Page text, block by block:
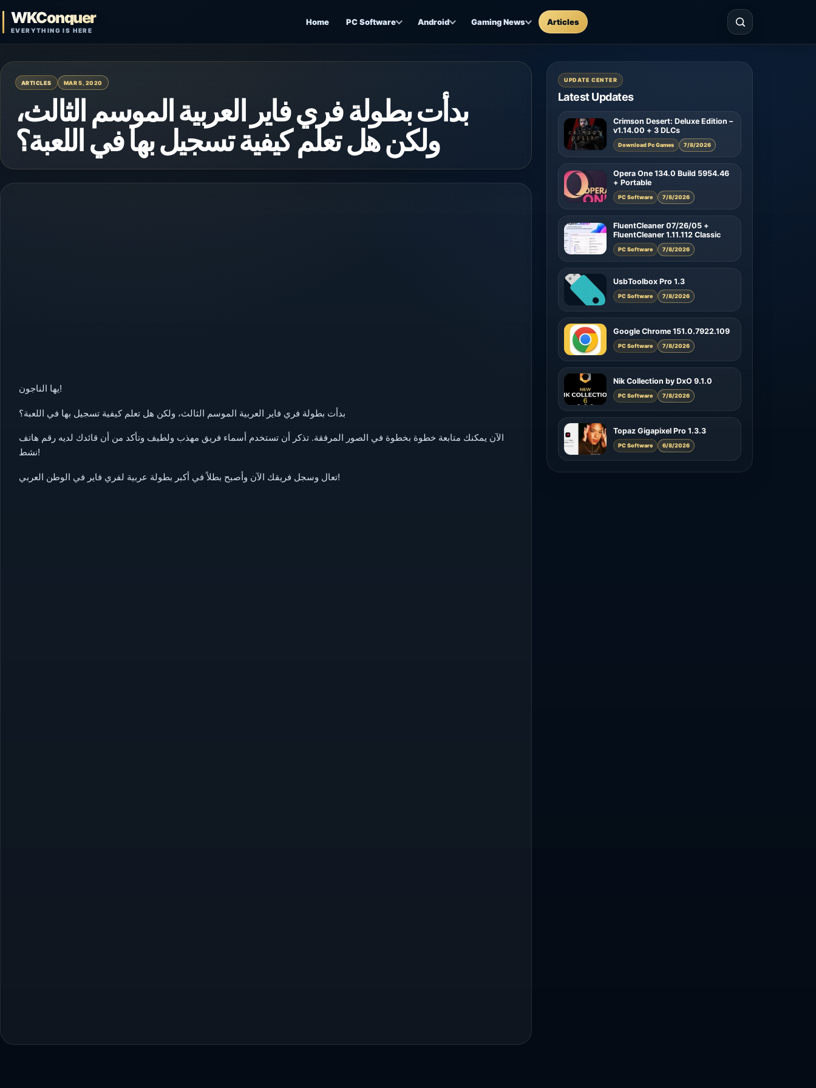
WKConquer
EVERYTHING IS HERE
Home PC Software Android Gaming News Articles
Open search
ARTICLES MAR 5, 2020
بدأت بطولة فري فاير العربية الموسم الثالث،
ولكن هل تعلم كيفية تسجيل بها في اللعبة؟
يها الناجون!
بدأت بطولة فري فاير العربية الموسم الثالث، ولكن هل تعلم كيفية تسجيل بها في اللعبة؟
الآن يمكنك متابعة خطوة بخطوة في الصور المرفقة. تذكر أن تستخدم أسماء فريق مهذب ولطيف وتأكد من أن قائدك لديه رقم هاتف
نشط!
تعال وسجل فريقك الآن وأصبح بطلاً في أكبر بطولة عربية لفري فاير في الوطن العربي!
UPDATE CENTER
Latest Updates
Crimson Desert: Deluxe Edition –
v1.14.00 + 3 DLCs
Download Pc Games 7/8/2026
Opera One 134.0 Build 5954.46
+ Portable
PC Software 7/8/2026
FluentCleaner 07/26/05 +
FluentCleaner 1.11.112 Classic
PC Software 7/8/2026
UsbToolbox Pro 1.3
PC Software 7/8/2026
Google Chrome 151.0.7922.109
PC Software 7/8/2026
Nik Collection by DxO 9.1.0
PC Software 7/8/2026
Topaz Gigapixel Pro 1.3.3
PC Software 6/8/2026